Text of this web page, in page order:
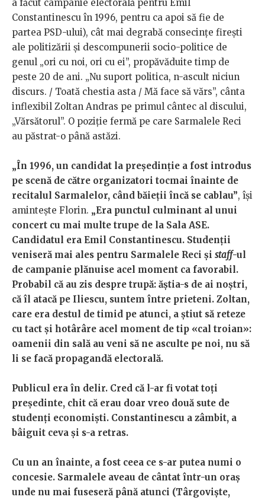
a făcut campanie electorală pentru Emil
Constantinescu în 1996, pentru ca apoi să fie de
partea PSD-ului), cât mai degrabă consecințe firești
ale politizării și descompunerii socio-politice de
genul „ori cu noi, ori cu ei”, propăvăduite timp de
peste 20 de ani. „Nu suport politica, n-ascult niciun
discurs. / Toată chestia asta / Mă face să vărs”, cânta
inflexibil Zoltan Andras pe primul cântec al discului,
„Vărsătorul”. O poziție fermă pe care Sarmalele Reci
au păstrat-o până astăzi.
„În 1996, un candidat la președinție a fost introdus
pe scenă de către organizatori tocmai înainte de
recitalul Sarmalelor, când băieții încă se cablau”, își
amintește Florin. „Era punctul culminant al unui
concert cu mai multe trupe de la Sala ASE.
Candidatul era Emil Constantinescu. Studenții
veniseră mai ales pentru Sarmalele Reci și staff-ul
de campanie plănuise acel moment ca favorabil.
Probabil că au zis despre trupă: ăștia-s de ai noștri,
că îl atacă pe Iliescu, suntem între prieteni. Zoltan,
care era destul de timid pe atunci, a știut să reteze
cu tact și hotârâre acel moment de tip «cal troian»:
oamenii din sală au veni să ne asculte pe noi, nu să
li se facă propagandă electorală.
Publicul era în delir. Cred că l-ar fi votat toți
președinte, chit că erau doar vreo două sute de
studenți economiști. Constantinescu a zâmbit, a
bâiguit ceva și s-a retras.
Cu un an înainte, a fost ceea ce s-ar putea numi o
concesie. Sarmalele aveau de cântat într-un oraș
unde nu mai fuseseră până atunci (Târgoviște,